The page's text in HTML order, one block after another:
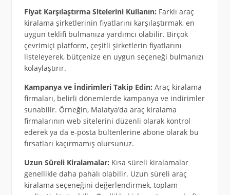
Fiyat Karşılaştırma Sitelerini Kullanın: Farklı araç
kiralama şirketlerinin fiyatlarını karşılaştırmak, en
uygun teklifi bulmanıza yardımcı olabilir. Birçok
çevrimiçi platform, çeşitli şirketlerin fiyatlarını
listeleyerek, bütçenize en uygun seçeneği bulmanızı
kolaylaştırır.
Kampanya ve İndirimleri Takip Edin: Araç kiralama
firmaları, belirli dönemlerde kampanya ve indirimler
sunabilir. Örneğin, Malatya’da araç kiralama
firmalarının web sitelerini düzenli olarak kontrol
ederek ya da e-posta bültenlerine abone olarak bu
fırsatları kaçırmamış olursunuz.
Uzun Süreli Kiralamalar: Kısa süreli kiralamalar
genellikle daha pahalı olabilir. Uzun süreli araç
kiralama seçeneğini değerlendirmek, toplam